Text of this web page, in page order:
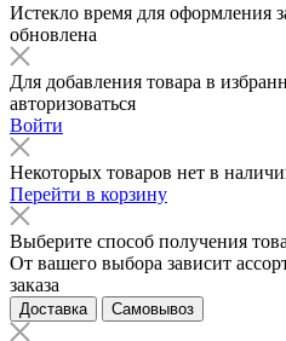
Истекло время для оформления
обновлена
Для добавления товара в
авторизоваться
Войти
Некоторых товаров нет в
Перейти в корзину
Выберите способ получения
От вашего выбора зависит
заказа
Доставка Самовывоз